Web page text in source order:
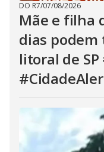
DO R7/07/08/2026
Mãe e filha
dias podem
litoral de